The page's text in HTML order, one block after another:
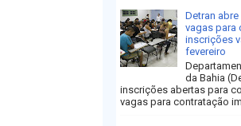
Detran
vagas para
inscrições
fevereiro
da Bahia
inscrições abertas para
vagas para contratação